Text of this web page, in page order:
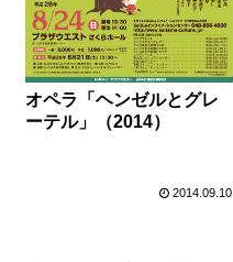
オペラ「ヘンゼルとグレ
ーテル」（2014）
2014.09.10